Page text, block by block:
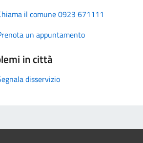
il comune 0923 671111
un appuntamento
in città
disservizio